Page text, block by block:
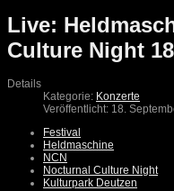
Live:
Culture Night
Details
Kategorie: Konzerte
Veröffentlicht: 18.
Festival
Heldmaschine
NCN
Nocturnal Culture Night
Kulturpark Deutzen